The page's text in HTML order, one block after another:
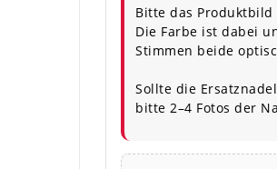
Bitte das
Die Farbe ist dabei
Stimmen beide
Sollte die
bitte 2–4 Fotos der